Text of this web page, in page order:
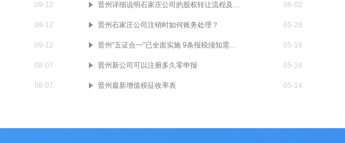
09-12
09-12
09-12
08-07
08-07
晋州详细说明石家庄公司的股权转让流程及所需资料 06-02
晋州石家庄公司注销时如何账务处理？ 05-28
晋州“五证合一”已全面实施 9条报税须知需要了解！ 05-18
晋州新公司可以注册多久零申报 05-18
晋州最新增值税征收率表 05-14